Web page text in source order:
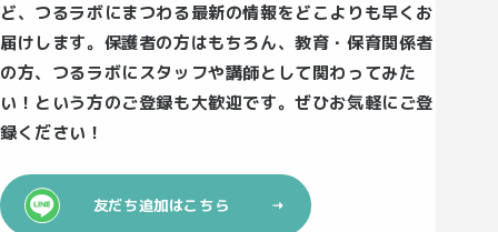
ど、つるラボにまつわる最新の情報をどこよりも早くお
届けします。保護者の方はもちろん、教育・保育関係者
の方、つるラボにスタッフや講師として関わってみた
い！という方のご登録も大歓迎です。ぜひお気軽にご登
録ください！
友だち追加はこちら